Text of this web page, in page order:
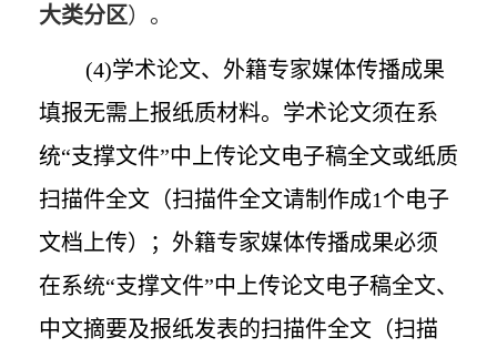
大类分区）。
(4)学术论文、外籍专家媒体传播成果
填报无需上报纸质材料。学术论文须在系
统“支撑文件”中上传论文电子稿全文或纸质
扫描件全文（扫描件全文请制作成1个电子
文档上传）；外籍专家媒体传播成果必须
在系统“支撑文件”中上传论文电子稿全文、
中文摘要及报纸发表的扫描件全文（扫描